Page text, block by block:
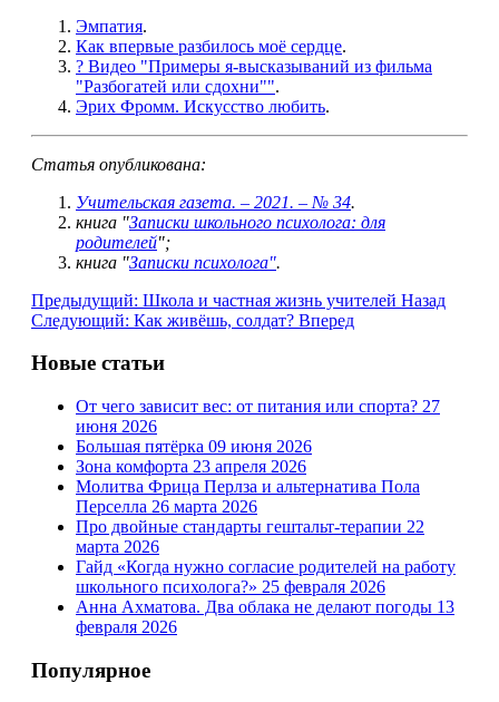
Эмпатия.
Как впервые разбилось моё сердце.
? Видео "Примеры я-высказываний из фильма
"Разбогатей или сдохни"".
Эрих Фромм. Искусство любить.
Статья опубликована:
Учительская газета. – 2021. – № 34.
книга "Записки школьного психолога: для
родителей";
книга "Записки психолога".
Предыдущий: Школа и частная жизнь учителей Назад
Следующий: Как живёшь, солдат? Вперед
Новые статьи
От чего зависит вес: от питания или спорта? 27
июня 2026
Большая пятёрка 09 июня 2026
Зона комфорта 23 апреля 2026
Молитва Фрица Перлза и альтернатива Пола
Перселла 26 марта 2026
Про двойные стандарты гештальт-терапии 22
марта 2026
Гайд «Когда нужно согласие родителей на работу
школьного психолога?» 25 февраля 2026
Анна Ахматова. Два облака не делают погоды 13
февраля 2026
Популярное